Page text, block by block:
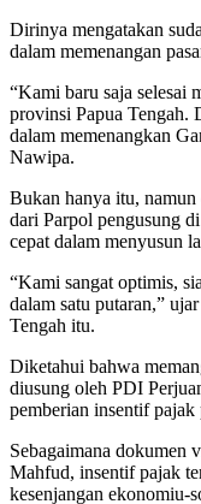
Dirinya mengatakan
dalam memenangan
“Kami baru saja selesai
provinsi Papua Tengah.
dalam memenangkan
Nawipa.
Bukan hanya itu, namun
dari Parpol pengusung
cepat dalam menyusun
“Kami sangat optimis,
dalam satu putaran,”
Tengah itu.
Diketahui bahwa
diusung oleh PDI
pemberian insentif pajak
Sebagaimana dokumen
Mahfud, insentif pajak
kesenjangan ekonomiu-